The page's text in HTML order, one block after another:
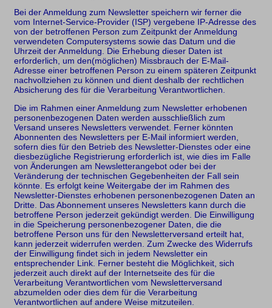
Bei der Anmeldung zum Newsletter speichern wir ferner die
vom Internet-Service-Provider (ISP) vergebene IP-Adresse des
von der betroffenen Person zum Zeitpunkt der Anmeldung
verwendeten Computersystems sowie das Datum und die
Uhrzeit der Anmeldung. Die Erhebung dieser Daten ist
erforderlich, um den(möglichen) Missbrauch der E-Mail-
Adresse einer betroffenen Person zu einem späteren Zeitpunkt
nachvollziehen zu können und dient deshalb der rechtlichen
Absicherung des für die Verarbeitung Verantwortlichen.
Die im Rahmen einer Anmeldung zum Newsletter erhobenen
personenbezogenen Daten werden ausschließlich zum
Versand unseres Newsletters verwendet. Ferner könnten
Abonnenten des Newsletters per E-Mail informiert werden,
sofern dies für den Betrieb des Newsletter-Dienstes oder eine
diesbezügliche Registrierung erforderlich ist, wie dies im Falle
von Änderungen am Newsletterangebot oder bei der
Veränderung der technischen Gegebenheiten der Fall sein
könnte. Es erfolgt keine Weitergabe der im Rahmen des
Newsletter-Dienstes erhobenen personenbezogenen Daten an
Dritte. Das Abonnement unseres Newsletters kann durch die
betroffene Person jederzeit gekündigt werden. Die Einwilligung
in die Speicherung personenbezogener Daten, die die
betroffene Person uns für den Newsletterversand erteilt hat,
kann jederzeit widerrufen werden. Zum Zwecke des Widerrufs
der Einwilligung findet sich in jedem Newsletter ein
entsprechender Link. Ferner besteht die Möglichkeit, sich
jederzeit auch direkt auf der Internetseite des für die
Verarbeitung Verantwortlichen vom Newsletterversand
abzumelden oder dies dem für die Verarbeitung
Verantwortlichen auf andere Weise mitzuteilen.